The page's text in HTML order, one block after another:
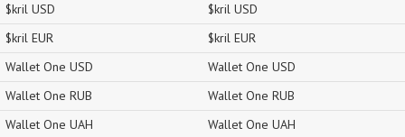
$kril USD
$kril EUR
Wallet One USD
Wallet One RUB
Wallet One UAH
$kril USD
$kril EUR
Wallet One USD
Wallet One RUB
Wallet One UAH